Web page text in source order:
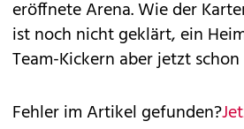
eröffnete Arena. Wie der
ist noch nicht geklärt, ein
Team-Kickern aber jetzt schon
Fehler im Artikel gefunden?